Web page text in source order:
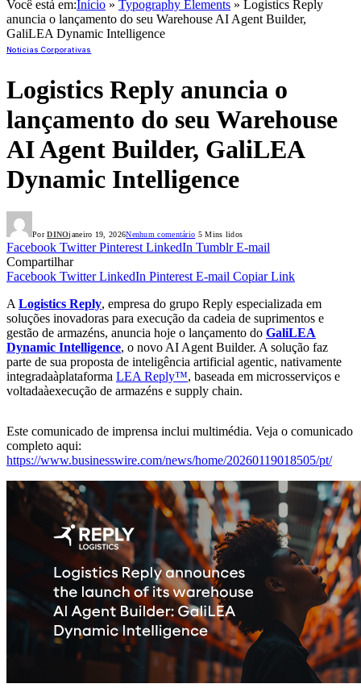
Você está em:Início » Typography Elements » Logistics Reply
anuncia o lançamento do seu Warehouse AI Agent Builder,
GaliLEA Dynamic Intelligence
Notícias Corporativas
Logistics Reply anuncia o
lançamento do seu Warehouse
AI Agent Builder, GaliLEA
Dynamic Intelligence
Por DINOjaneiro 19, 2026Nenhum comentário 5 Mins lidos
Facebook Twitter Pinterest LinkedIn Tumblr E-mail
Compartilhar
Facebook Twitter LinkedIn Pinterest E-mail Copiar Link
A Logistics Reply, empresa do grupo Reply especializada em
soluções inovadoras para execução da cadeia de suprimentos e
gestão de armazéns, anuncia hoje o lançamento do GaliLEA
Dynamic Intelligence, o novo AI Agent Builder. A solução faz
parte de sua proposta de inteligência artificial agentic, nativamente
integradaàplataforma LEA Reply™, baseada em microsserviços e
voltadaàexecução de armazéns e supply chain.
Este comunicado de imprensa inclui multimédia. Veja o comunicado
completo aqui:
https://www.businesswire.com/news/home/20260119018505/pt/